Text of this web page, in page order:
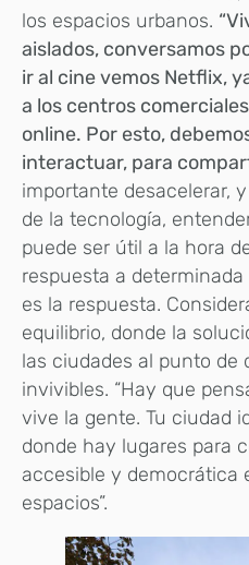
los espacios urbanos.
aislados, conversamos
ir al cine vemos Netflix,
a los centros
online. Por esto,
interactuar, para
importante desacelerar,
de la tecnología,
puede ser útil a la hora
respuesta a
es la respuesta.
equilibrio, donde la
las ciudades al punto de
invivibles. “Hay que
vive la gente. Tu ciudad
donde hay lugares para
accesible y democrática
espacios”.